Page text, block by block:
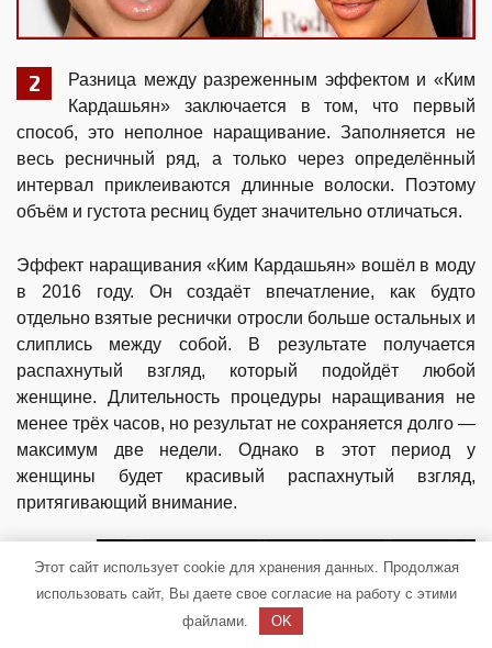
Разница между разреженным эффектом и «Ким
Кардашьян» заключается в том, что первый
способ, это неполное наращивание. Заполняется не
весь ресничный ряд, а только через определённый
интервал приклеиваются длинные волоски. Поэтому
объём и густота ресниц будет значительно отличаться.
Эффект наращивания «Ким Кардашьян» вошёл в моду
в 2016 году. Он создаёт впечатление, как будто
отдельно взятые реснички отросли больше остальных и
слиплись между собой. В результате получается
распахнутый взгляд, который подойдёт любой
женщине. Длительность процедуры наращивания не
менее трёх часов, но результат не сохраняется долго —
максимум две недели. Однако в этот период у
женщины будет красивый распахнутый взгляд,
притягивающий внимание.
Наращивание ресниц эффект
«Ким Кардашьян»
Этот сайт использует cookie для хранения данных. Продолжая
использовать сайт, Вы даете свое согласие на работу с этими
файлами.
OK